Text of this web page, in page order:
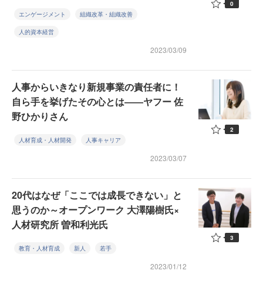
エンゲージメント 組織改革・組織改善
人的資本経営
2023/03/09
0
人事からいきなり新規事業の責任者に！
自ら手を挙げたその心とは――ヤフー 佐
野ひかりさん
人材育成・人材開発 人事キャリア
2023/03/07
2
20代はなぜ「ここでは成長できない」と
思うのか～オープンワーク 大澤陽樹氏×
人材研究所 曽和利光氏
教育・人材育成 新人 若手
2023/01/12
3